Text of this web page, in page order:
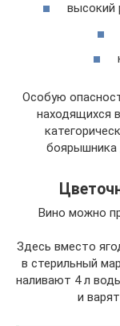
высокий
Особую
находящихся
боярышника
Вино можно
Здесь вместо
в стерильный
наливают 4 л
и